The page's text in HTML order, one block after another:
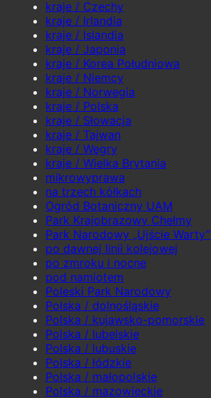
kraje / Czechy
kraje / Irlandia
kraje / Islandia
kraje / Japonia
kraje / Korea Południowa
kraje / Niemcy
kraje / Norwegia
kraje / Polska
kraje / Słowacja
kraje / Tajwan
kraje / Węgry
kraje / Wielka Brytania
mikrowyprawa
na trzech kółkach
Ogród Botaniczny UAM
Park Krajobrazowy Chełmy
Park Narodowy „Ujście Warty”
po dawnej linii kolejowej
po zmroku i nocne
pod namiotem
Poleski Park Narodowy
Polska / dolnośląskie
Polska / kujawsko-pomorskie
Polska / lubelskie
Polska / lubuskie
Polska / łódzkie
Polska / małopolskie
Polska / mazowieckie